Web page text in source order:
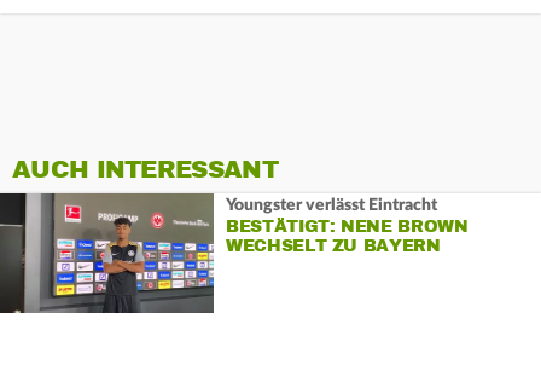
AUCH INTERESSANT
Youngster verlässt Eintracht
BESTÄTIGT: NENE BROWN
WECHSELT ZU BAYERN